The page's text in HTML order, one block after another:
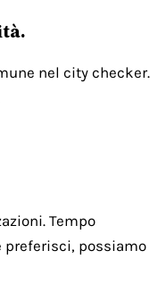
nel city checker.
Tempo
preferisci, possiamo